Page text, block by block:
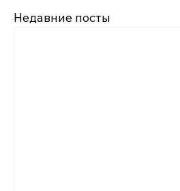
Недавние посты